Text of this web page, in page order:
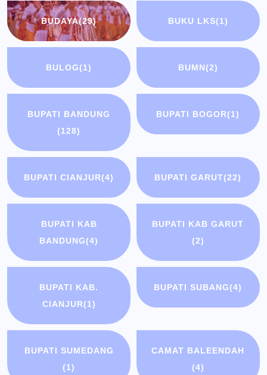
BUDAYA(29) BUKU LKS(1)
BULOG(1) BUMN(2)
BUPATI BANDUNG
(128)
BUPATI BOGOR(1)
BUPATI CIANJUR(4) BUPATI GARUT(22)
BUPATI KAB
BANDUNG(4)
BUPATI KAB GARUT
(2)
BUPATI KAB.
CIANJUR(1)
BUPATI SUBANG(4)
BUPATI SUMEDANG
(1)
CAMAT BALEENDAH
(4)